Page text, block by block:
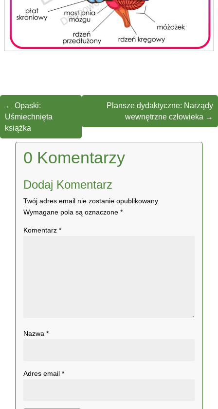
← Opaski:
Uśmiechnięta
książka
Plansze dydaktyczne: Narządy
wewnętrzne człowieka →
0 Komentarzy
Dodaj Komentarz
Twój adres email nie zostanie opublikowany.
Wymagane pola są oznaczone*
Komentarz*
Nazwa*
Adres email*